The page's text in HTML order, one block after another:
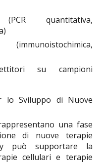
quantitativa,
su campioni
lo Sviluppo di Nuove
una fase
di nuove terapie
può supportare la
cellulari e terapie